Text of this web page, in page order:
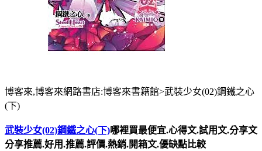
博客來,博客來網路書店:博客來書籍館>武裝少女(02)鋼鐵之心
(下)
武裝少女(02)鋼鐵之心(下)哪裡買最便宜.心得文.試用文.分享文
分享推薦.好用.推薦.評價.熱銷.開箱文.優缺點比較